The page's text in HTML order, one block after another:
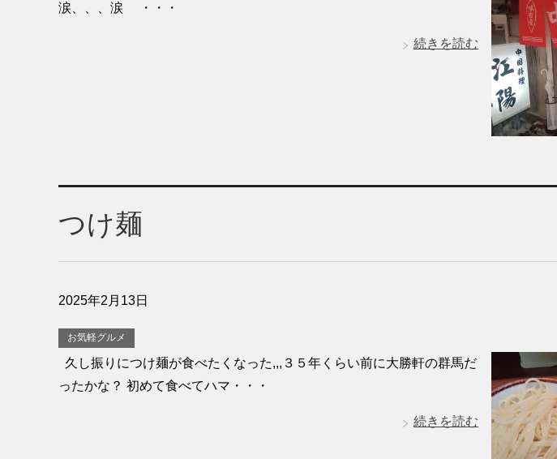
涙、、、涙 ・・・
続きを読む
つけ麺
2025年2月13日
お気軽グルメ
久し振りにつけ麺が食べたくなった,,,３５年くらい前に大勝軒の群馬だ
ったかな？ 初めて食べてハマ・・・
続きを読む